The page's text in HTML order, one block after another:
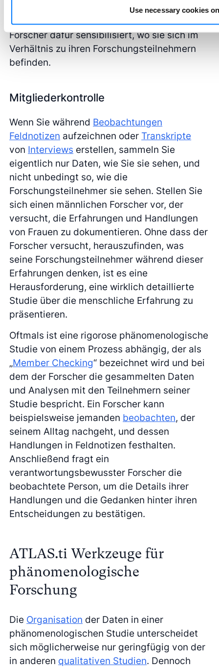
Use necessary cookies
explizite Erklärung der Positionalität auch
eine gute Form derSelbstreflexion, die
Forscher dafür sensibilisiert, wo sie sich im
Verhältnis zu ihren Forschungsteilnehmern
befinden.
Mitgliederkontrolle
Wenn Sie während Beobachtungen
Feldnotizen aufzeichnen oder Transkripte
von Interviews erstellen, sammeln Sie
eigentlich nur Daten, wie Sie sie sehen, und
nicht unbedingt so, wie die
Forschungsteilnehmer sie sehen. Stellen Sie
sich einen männlichen Forscher vor, der
versucht, die Erfahrungen und Handlungen
von Frauen zu dokumentieren. Ohne dass der
Forscher versucht, herauszufinden, was
seine Forschungsteilnehmer während dieser
Erfahrungen denken, ist es eine
Herausforderung, eine wirklich detaillierte
Studie über die menschliche Erfahrung zu
präsentieren.
Oftmals ist eine rigorose phänomenologische
Studie von einem Prozess abhängig, der als
„Member Checking“ bezeichnet wird und bei
dem der Forscher die gesammelten Daten
und Analysen mit den Teilnehmern seiner
Studie bespricht. Ein Forscher kann
beispielsweise jemanden beobachten, der
seinem Alltag nachgeht, und dessen
Handlungen in Feldnotizen festhalten.
Anschließend fragt ein
verantwortungsbewusster Forscher die
beobachtete Person, um die Details ihrer
Handlungen und die Gedanken hinter ihren
Entscheidungen zu bestätigen.
ATLAS.ti Werkzeuge für
phänomenologische
Forschung
Die Organisation der Daten in einer
phänomenologischen Studie unterscheidet
sich möglicherweise nur geringfügig von der
in anderen qualitativen Studien. Dennoch